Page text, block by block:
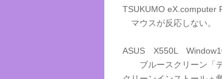
TSUKUMO eX.computer
マウスが反応しない。
ASUS X550L
ブルースクリーン「デ